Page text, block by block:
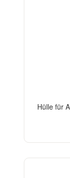
Hülle für